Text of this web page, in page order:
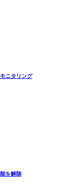
ニタリング
を解除